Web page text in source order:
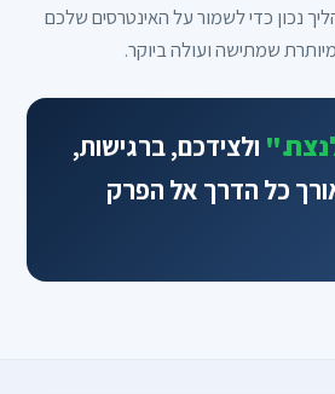
נכון כדי לשמור על האינטרסים שלכם
שמתישה ועולה ביוקר.
ולצידכם, ברגישות,
כל הדרך אל הפרק